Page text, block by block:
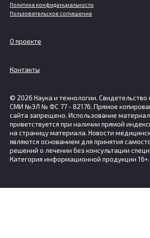
Политика конфиденциальности
Пользовательское соглашение
О проекте
Контакты
© 2026 Наука и технологии. Свидетельство
СМИ №ЭЛ № ФС 77 - 82176. Прямое
сайта запрещено. Использование
приветствуется при наличии прямой
на страницу материала. Новости
являются основанием для принятия
решений о лечении без консультации
Категория информационной продукции 16+.